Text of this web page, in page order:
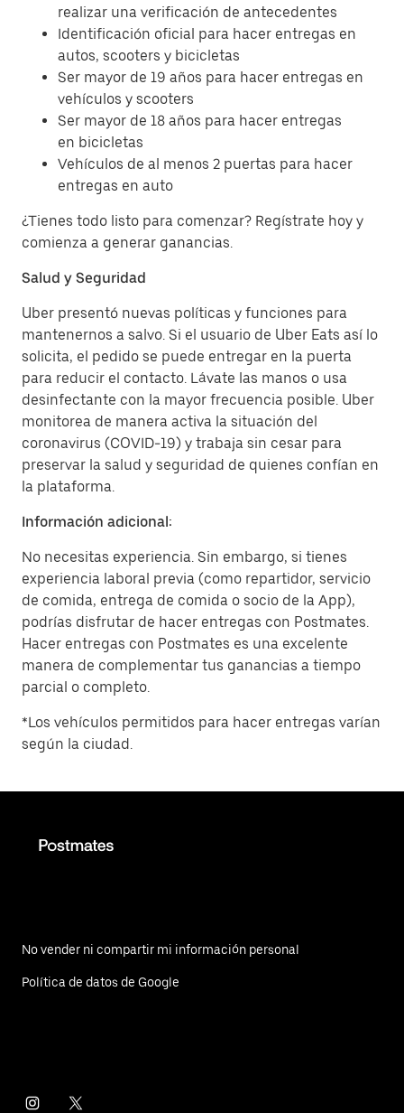
realizar una verificación de antecedentes
Identificación oficial para hacer entregas en
autos, scooters y bicicletas
Ser mayor de 19 años para hacer entregas en
vehículos y scooters
Ser mayor de 18 años para hacer entregas
en bicicletas
Vehículos de al menos 2 puertas para hacer
entregas en auto
¿Tienes todo listo para comenzar? Regístrate hoy y
comienza a generar ganancias.
Salud y Seguridad
Uber presentó nuevas políticas y funciones para
mantenernos a salvo. Si el usuario de Uber Eats así lo
solicita, el pedido se puede entregar en la puerta
para reducir el contacto. Lávate las manos o usa
desinfectante con la mayor frecuencia posible. Uber
monitorea de manera activa la situación del
coronavirus (COVID-19) y trabaja sin cesar para
preservar la salud y seguridad de quienes confían en
la plataforma.
Información adicional:
No necesitas experiencia. Sin embargo, si tienes
experiencia laboral previa (como repartidor, servicio
de comida, entrega de comida o socio de la App),
podrías disfrutar de hacer entregas con Postmates.
Hacer entregas con Postmates es una excelente
manera de complementar tus ganancias a tiempo
parcial o completo.
*Los vehículos permitidos para hacer entregas varían
según la ciudad.
No vender ni compartir mi información personal
Política de datos de Google